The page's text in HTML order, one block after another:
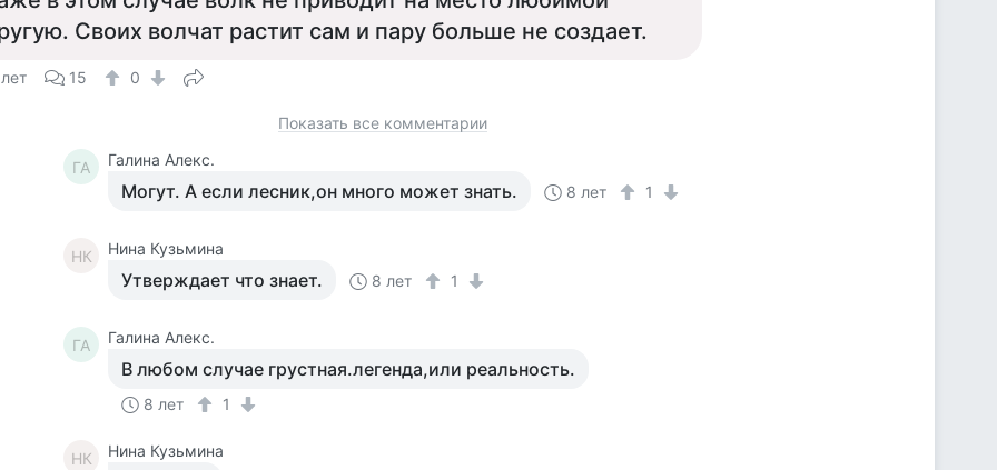
Своих волчат растит сам и пару больше не создает.
15 0
Показать все комментарии
ГА Галина Алекс.
Могут. А если лесник,он много может знать. 8 лет 1
НК Нина Кузьмина
Утверждает что знает. 8 лет 1
ГА Галина Алекс.
В любом случае грустная.легенда,или реальность.
8 лет 1
НК Нина Кузьмина